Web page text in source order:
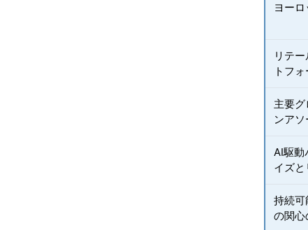
ヨー
リテ
トフ
主要
ンア
AI駆動
イズ
持続可
の関心